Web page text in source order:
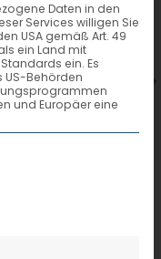
gewählt
Daten in den
Services willigen Sie
USA gemäß Art. 49
als ein Land mit
ein. Es
US-Behörden
und Europäer eine
Gruppen,